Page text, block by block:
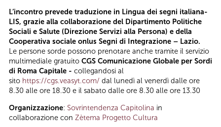
L’incontro prevede traduzione in Lingua dei segni italiana-
LIS, grazie alla collaborazione del Dipartimento Politiche
Sociali e Salute (Direzione Servizi alla Persona) e della
Cooperativa sociale onlus Segni di Integrazione – Lazio.
Le persone sorde possono prenotare anche tramite il servizio
multimediale gratuito CGS Comunicazione Globale per Sordi
di Roma Capitale - collegandosi al
sito https://cgs.veasyt.com/ dal lunedì al venerdì dalle ore
8.30 alle ore 18.30 e il sabato dalle ore 8.30 alle ore 13.30
Organizzazione: Sovrintendenza Capitolina in
collaborazione con Zètema Progetto Cultura